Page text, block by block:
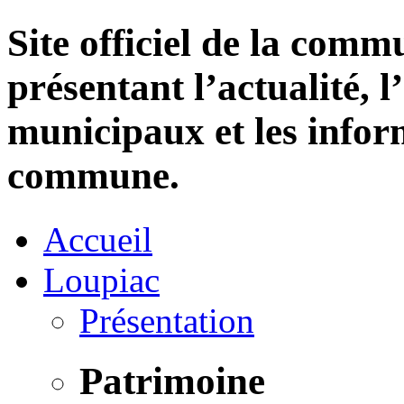
Site officiel de la
présentant l’actualité,
municipaux et les
commune.
Accueil
Loupiac
Présentation
Patrimoine